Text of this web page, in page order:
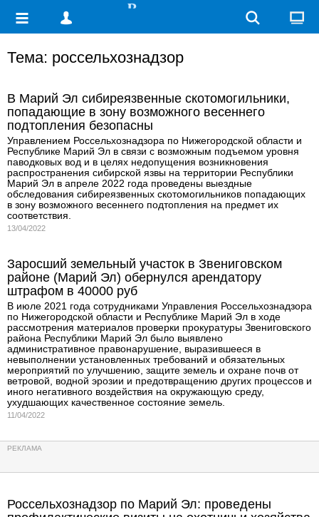
Тема: россельхознадзор
В Марий Эл сибиреязвенные скотомогильники,
попадающие в зону возможного весеннего
подтопления безопасны
Управлением Россельхознадзора по Нижегородской области и
Республике Марий Эл в связи с возможным подъемом уровня
паводковых вод и в целях недопущения возникновения
распространения сибирской язвы на территории Республики
Марий Эл в апреле 2022 года проведены выездные
обследования сибиреязвенных скотомогильников попадающих
в зону возможного весеннего подтопления на предмет их
соответствия.
13/04/2022
Заросший земельный участок в Звениговском
районе (Марий Эл) обернулся арендатору
штрафом в 40000 руб
В июле 2021 года сотрудниками Управления Россельхознадзора
по Нижегородской области и Республике Марий Эл в ходе
рассмотрения материалов проверки прокуратуры Звениговского
района Республики Марий Эл было выявлено
административное правонарушение, выразившееся в
невыполнении установленных требований и обязательных
мероприятий по улучшению, защите земель и охране почв от
ветровой, водной эрозии и предотвращению других процессов и
иного негативного воздействия на окружающую среду,
ухудшающих качественное состояние земель.
11/04/2022
Россельхознадзор по Марий Эл: проведены